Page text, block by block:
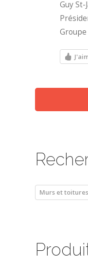
Guy St-
Murs et toitures